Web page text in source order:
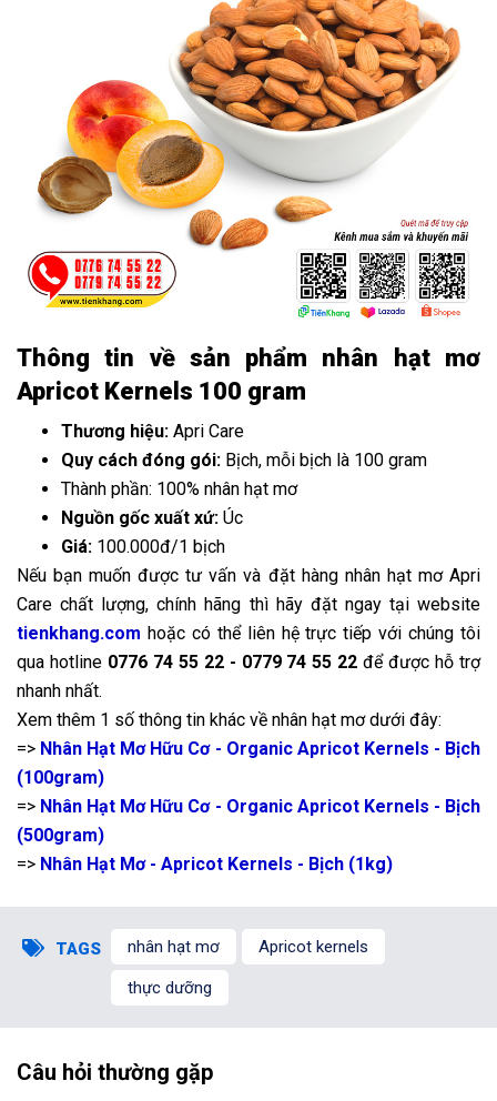
Thông tin về sản phẩm nhân hạt mơ
Apricot Kernels 100 gram
Thương hiệu: Apri Care
Quy cách đóng gói: Bịch, mỗi bịch là 100 gram
Thành phần: 100% nhân hạt mơ
Nguồn gốc xuất xứ: Úc
Giá: 100.000đ/1 bịch
Nếu bạn muốn được tư vấn và đặt hàng nhân hạt mơ Apri
Care chất lượng, chính hãng thì hãy đặt ngay tại website
tienkhang.com hoặc có thể liên hệ trực tiếp với chúng tôi
qua hotline 0776 74 55 22 - 0779 74 55 22 để được hỗ trợ
nhanh nhất.
Xem thêm 1 số thông tin khác về nhân hạt mơ dưới đây:
=> Nhân Hạt Mơ Hữu Cơ - Organic Apricot Kernels - Bịch
(100gram)
=> Nhân Hạt Mơ Hữu Cơ - Organic Apricot Kernels - Bịch
(500gram)
=> Nhân Hạt Mơ - Apricot Kernels - Bịch (1kg)
TAGS nhân hạt mơ Apricot kernels
thực dưỡng
Câu hỏi thường gặp
2 Đang diễn ra